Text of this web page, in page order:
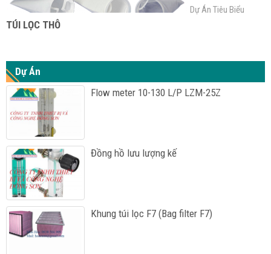
Dự Án Tiêu Biểu
TÚI LỌC THÔ
Dự Án
Flow meter 10-130 L/P LZM-25Z
Đồng hồ lưu lượng kế
Khung túi lọc F7 (Bag filter F7)